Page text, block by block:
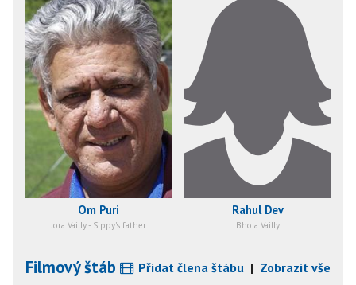
Om Puri
Jora Vailly - Sippy's father
Rahul Dev
Bhola Vailly
Filmový štáb Přidat člena štábu | Zobrazit vše